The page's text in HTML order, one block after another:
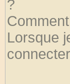
?
Lorsque